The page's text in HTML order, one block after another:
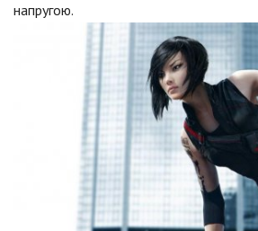
напругою.